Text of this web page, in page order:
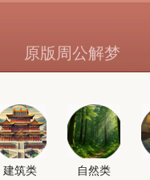
原版周公解梦
建筑类 自然类